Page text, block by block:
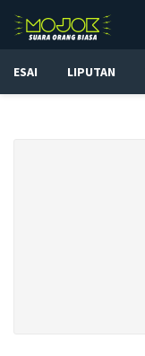
ESAI LIPUTAN